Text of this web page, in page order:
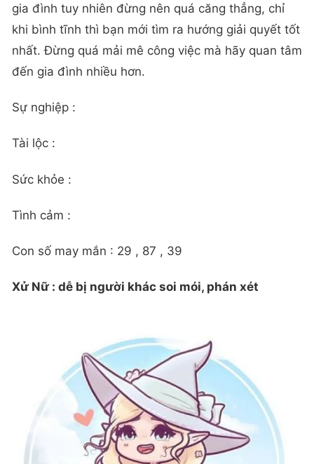
gia đình tuy nhiên đừng nên quá căng thẳng, chỉ
khi bình tĩnh thì bạn mới tìm ra hướng giải quyết tốt
nhất. Đừng quá mải mê công việc mà hãy quan tâm
đến gia đình nhiều hơn.
Sự nghiệp :
Tài lộc :
Sức khỏe :
Tình cảm :
Con số may mắn : 29 , 87 , 39
Xử Nữ : dễ bị người khác soi mói, phán xét